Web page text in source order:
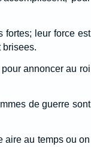
fortes; leur force est
brisees.
annoncer au roi
de guerre sont
aire au temps ou on